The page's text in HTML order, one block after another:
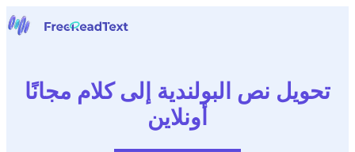
الكلام إلى نص
أدوات
تحويل نص البولندية إلى كلام مجانًا
أونلاين